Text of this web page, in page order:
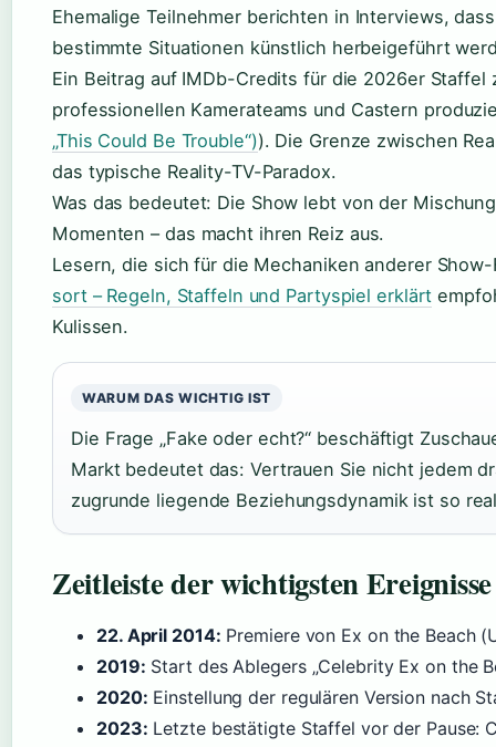
Ehemalige Teilnehmer berichten in Interviews,
bestimmte Situationen künstlich herbeigeführt
Ein Beitrag auf IMDb-Credits für die 2026er Staffel
professionellen Kamerateams und Castern
„This Could Be Trouble“)). Die Grenze zwischen
das typische Reality-TV-Paradox.
Was das bedeutet: Die Show lebt von der
Momenten – das macht ihren Reiz aus.
Lesern, die sich für die Mechaniken anderer
sort – Regeln, Staffeln und Partyspiel erklärt
Kulissen.
WARUM DAS WICHTIG IST
Die Frage „Fake oder echt?“ beschäftigt
Markt bedeutet das: Vertrauen Sie nicht jedem
zugrunde liegende Beziehungsdynamik ist so
Zeitleiste der wichtigsten Ereignisse
22. April 2014: Premiere von Ex on the Beach
2019: Start des Ablegers „Celebrity Ex on the
2020: Einstellung der regulären Version nach
2023: Letzte bestätigte Staffel vor der Pause: